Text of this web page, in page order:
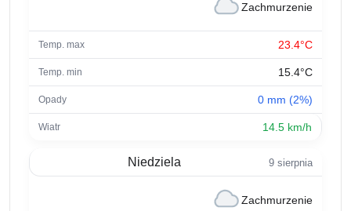
Zachmurzenie
23.4°C
15.4°C
0 mm (2%)
14.5 km/h
Niedziela 9 sierpnia
Zachmurzenie